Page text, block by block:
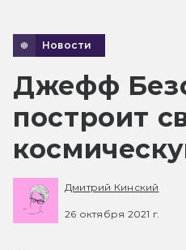
Новости
Джефф
построит
Дмитрий Кинский
26 октября 2021 г.